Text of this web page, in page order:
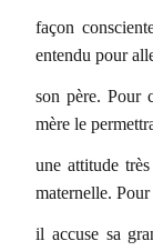
façon
entendu pour
son père. Pour
mère le
une attitude
maternelle.
il accuse sa